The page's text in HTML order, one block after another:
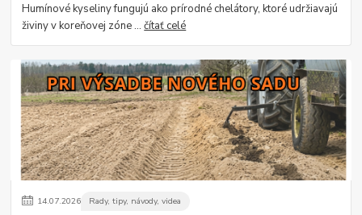
Humínové kyseliny fungujú ako prírodné chelátory, ktoré udržiavajú
živiny v koreňovej zóne ...čítať celé
14.07.2026 Rady, tipy, návody, videa